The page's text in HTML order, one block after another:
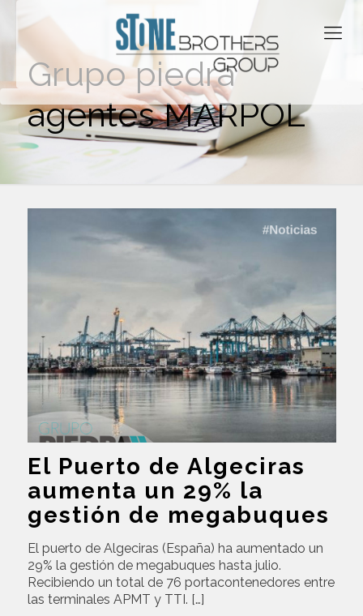
Grupo piedra
agentes MARPOL
El Puerto de Algeciras
aumenta un 29% la
gestión de megabuques
El puerto de Algeciras (España) ha aumentado un
29% la gestión de megabuques hasta julio.
Recibiendo un total de 76 portacontenedores entre
las terminales APMT y TTI. […]